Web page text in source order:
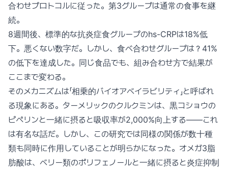
合わせプロトコルに従った。第3グループは通常の食事を継
続。
8週間後、標準的な抗炎症食グループのhs-CRPは18%低
下。悪くない数字だ。しかし、食べ合わせグループは？41%
の低下を達成した。同じ食品でも、組み合わせ方で結果が
ここまで変わる。
そのメカニズムは「相乗的バイオアベイラビリティ」と呼ばれ
る現象にある。ターメリックのクルクミンは、黒コショウの
ピペリンと一緒に摂ると吸収率が2,000%向上する——これ
は有名な話だ。しかし、この研究では同様の関係が数十種
類も同時に作用していることが明らかになった。オメガ3脂
肪酸は、ベリー類のポリフェノールと一緒に摂ると炎症抑制